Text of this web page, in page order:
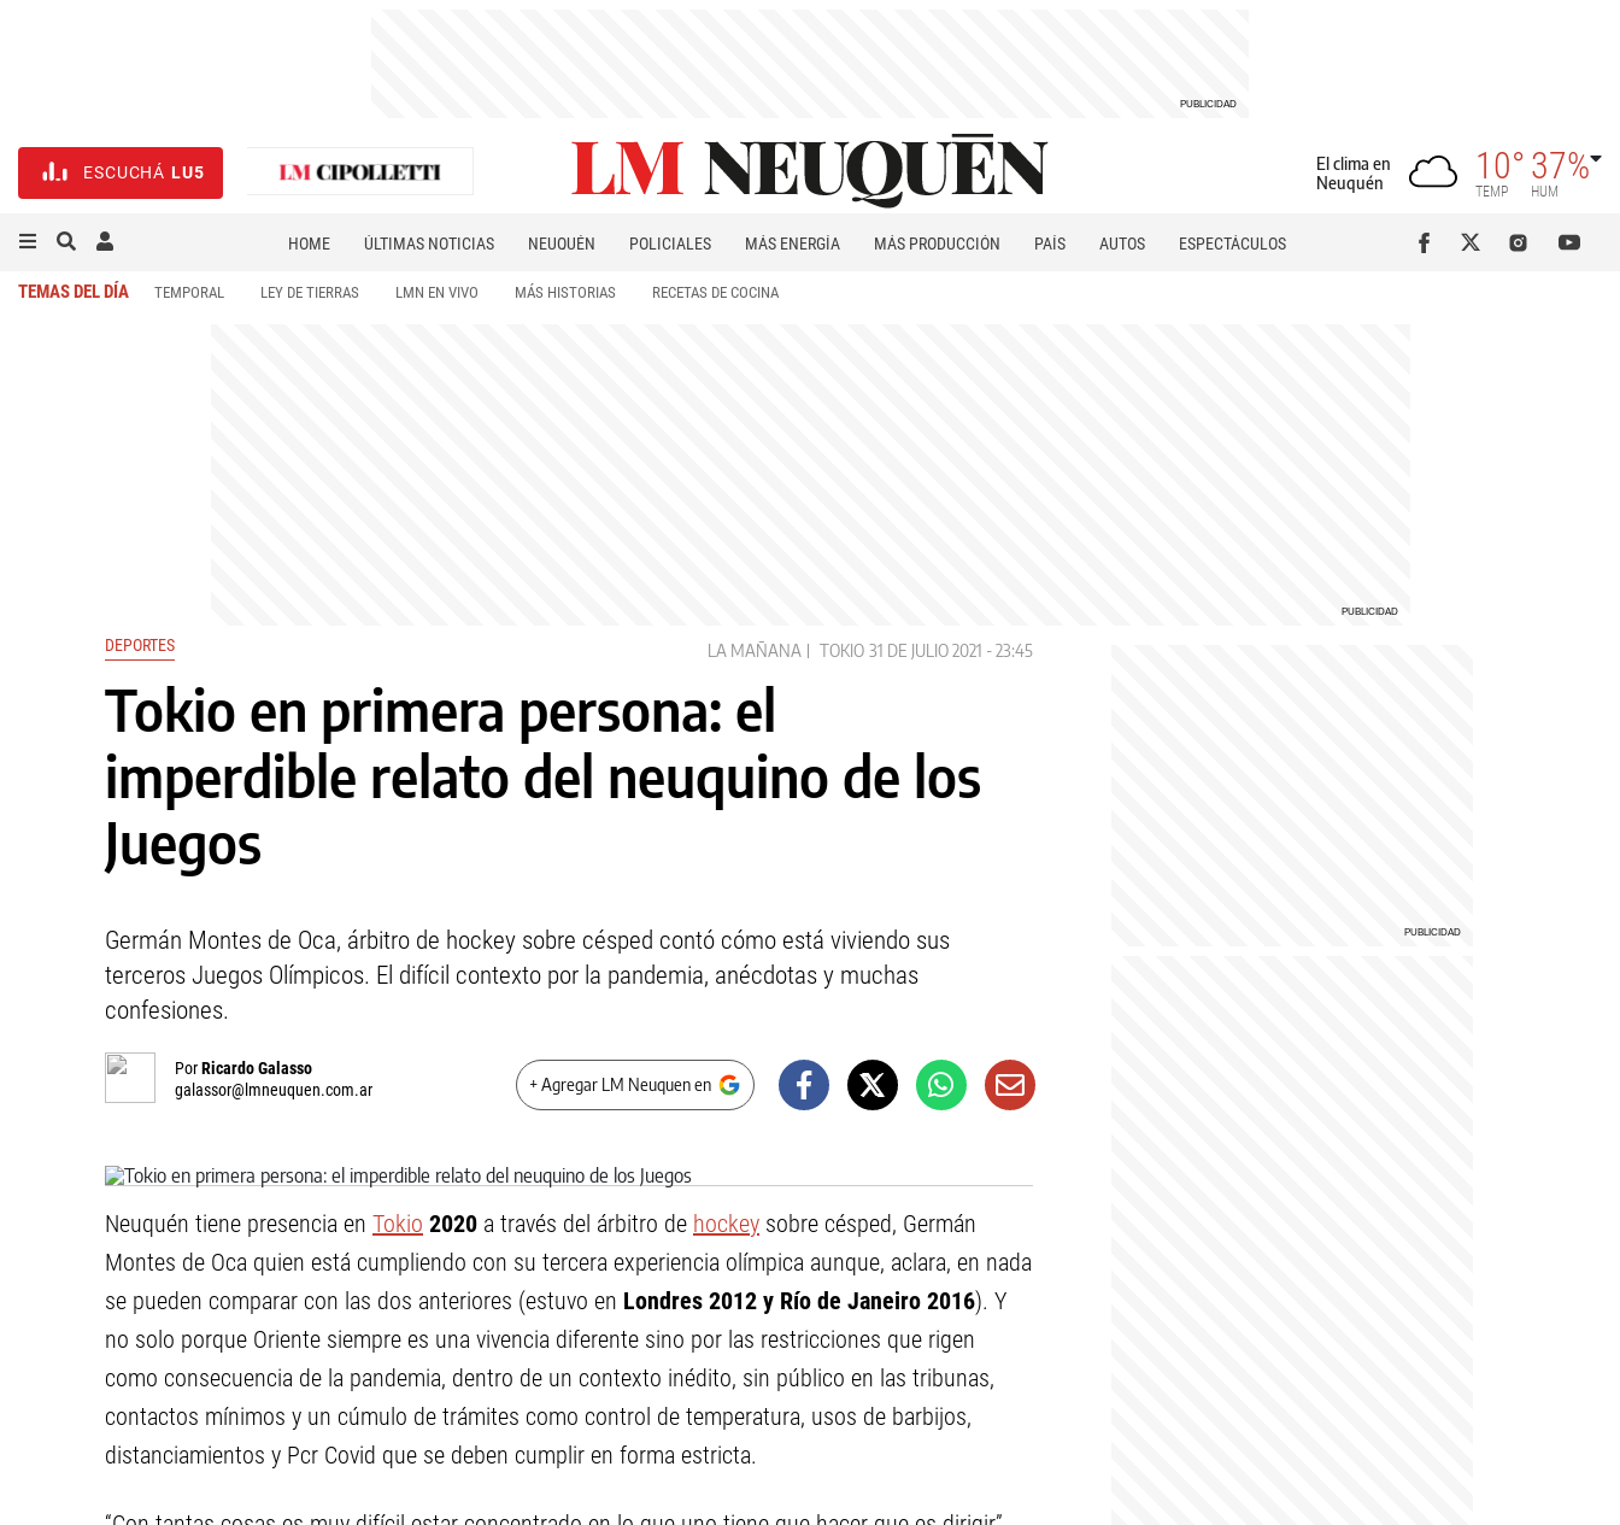
ESCUCHÁ LU5
El clima en
Neuquén
10°
TEMP
37%
HUM
HOME ÚLTIMAS NOTICIAS NEUQUÉN POLICIALES MÁS ENERGÍA MÁS PRODUCCIÓN PAÍS AUTOS
ESPECTÁCULOS
TEMAS DEL DÍA TEMPORAL LEY DE TIERRAS LMN EN VIVO MÁS HISTORIAS RECETAS DE COCINA
DEPORTES LA MAÑANA TOKIO 31 DE JULIO 2021 - 23:45
Tokio en primera persona: el
imperdible relato del neuquino de los
Juegos
Germán Montes de Oca, árbitro de hockey sobre césped contó cómo está viviendo sus
terceros Juegos Olímpicos. El difícil contexto por la pandemia, anécdotas y muchas
confesiones.
PorRicardo Galasso
galassor@lmneuquen.com.ar
+ Agregar LM Neuquen en
Neuquén tiene presencia en Tokio 2020 a través del árbitro de hockey sobre césped, Germán
Montes de Oca quien está cumpliendo con su tercera experiencia olímpica aunque, aclara, en nada
se pueden comparar con las dos anteriores (estuvo en Londres 2012 y Río de Janeiro 2016). Y
no solo porque Oriente siempre es una vivencia diferente sino por las restricciones que rigen
como consecuencia de la pandemia, dentro de un contexto inédito, sin público en las tribunas,
contactos mínimos y un cúmulo de trámites como control de temperatura, usos de barbijos,
distanciamientos y Pcr Covid que se deben cumplir en forma estricta.